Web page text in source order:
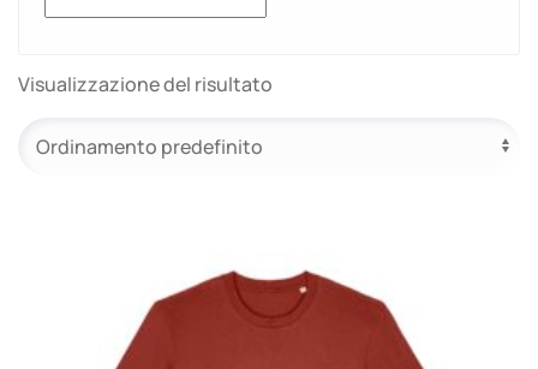
Visualizzazione del risultato